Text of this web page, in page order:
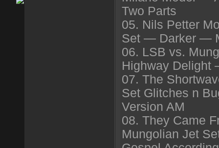
Two Parts
05. Nils Petter
Set — Darker —
06. LSB vs.
Highway Delight
07. The
Set Glitches n
Version AM
08. They Came
Mungolian Jet